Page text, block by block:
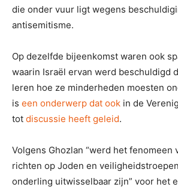
die onder vuur ligt wegens
antisemitisme.
Op dezelfde bijeenkomst waren ook
waarin Israël ervan werd beschuldigd
leren hoe ze minderheden moesten
is een onderwerp dat ook in de
tot discussie heeft geleid.
Volgens Ghozlan “werd het fenomeen
richten op Joden en
onderling uitwisselbaar zijn” voor het